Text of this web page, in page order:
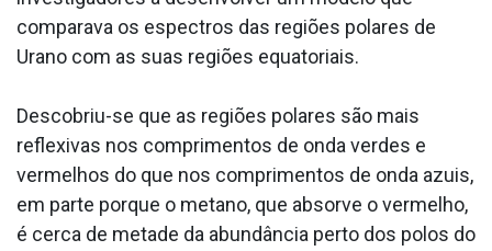
comparava os espectros das regiões polares de
Urano com as suas regiões equatoriais.
Descobriu-se que as regiões polares são mais
reflexivas nos comprimentos de onda verdes e
vermelhos do que nos comprimentos de onda azuis,
em parte porque o metano, que absorve o vermelho,
é cerca de metade da abundância perto dos polos do